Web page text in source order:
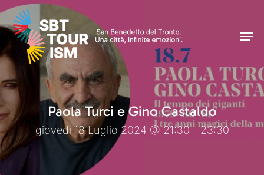
Skip
to
main
content
Paola Turci e Gino Castaldo
giovedì 18 Luglio 2024 @ 21:30 - 23:30